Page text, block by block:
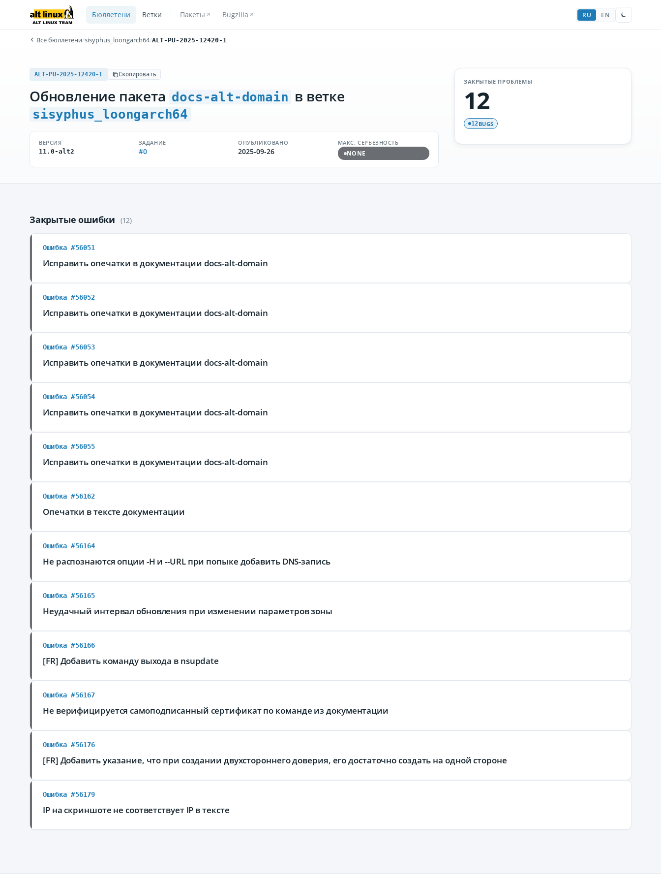
Бюллетени Ветки Пакеты Bugzilla RU EN
Все бюллетени/sisyphus_loongarch64/ALT-PU-2025-12420-1
ALT-PU-2025-12420-1 Скопировать
Обновление пакета docs-alt-domain в ветке
sisyphus_loongarch64
ВЕРСИЯ
11.0-alt2
ЗАДАНИЕ
#0
ОПУБЛИКОВАНО
2025-09-26
МАКС. СЕРЬЁЗНОСТЬ
NONE
ЗАКРЫТЫЕ ПРОБЛЕМЫ
12
12BUGS
Закрытые ошибки (12)
Ошибка #56051
Исправить опечатки в документации docs-alt-domain
Ошибка #56052
Исправить опечатки в документации docs-alt-domain
Ошибка #56053
Исправить опечатки в документации docs-alt-domain
Ошибка #56054
Исправить опечатки в документации docs-alt-domain
Ошибка #56055
Исправить опечатки в документации docs-alt-domain
Ошибка #56162
Опечатки в тексте документации
Ошибка #56164
Не распознаются опции -H и --URL при попыке добавить DNS-запись
Ошибка #56165
Неудачный интервал обновления при изменении параметров зоны
Ошибка #56166
[FR] Добавить команду выхода в nsupdate
Ошибка #56167
Не верифицируется самоподписанный сертификат по команде из документации
Ошибка #56176
[FR] Добавить указание, что при создании двухстороннего доверия, его достаточно создать на одной стороне
Ошибка #56179
⁠IP на скриншоте не соответствует IP в тексте